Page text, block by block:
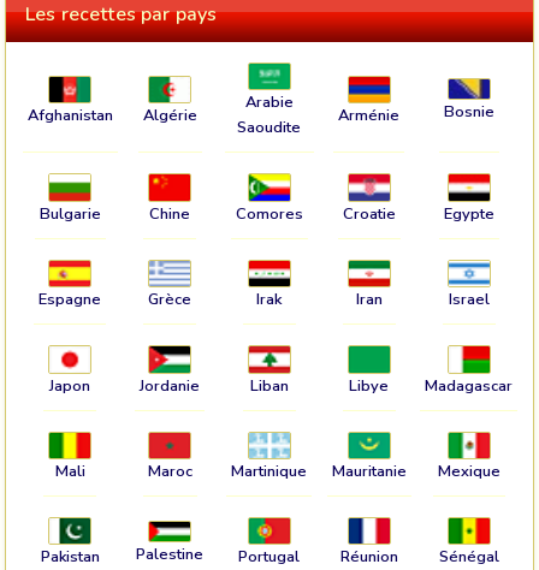
Les recettes par pays
Afghanistan Algérie
Arabie
Saoudite
Arménie Bosnie
Bulgarie Chine Comores Croatie Egypte
Espagne Grèce Irak Iran Israel
Japon Jordanie Liban Libye Madagascar
Mali Maroc Martinique Mauritanie Mexique
Pakistan Palestine Portugal Réunion Sénégal